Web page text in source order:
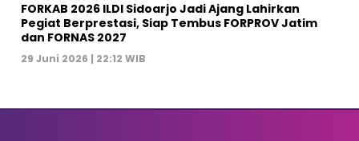
FORKAB 2026 ILDI Sidoarjo Jadi Ajang Lahirkan
Pegiat Berprestasi, Siap Tembus FORPROV Jatim
dan FORNAS 2027
29 Juni 2026 | 22:12 WIB